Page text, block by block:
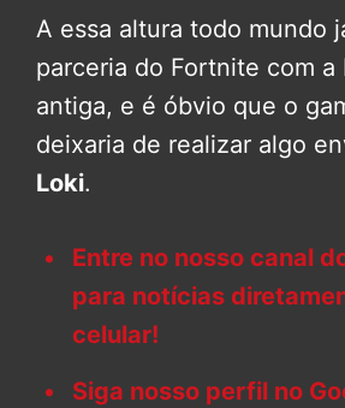
A essa altura todo mundo
parceria do Fortnite com a
antiga, e é óbvio que o
deixaria de realizar algo
Loki.
Entre no nosso canal
para notícias
celular!
Siga nosso perfil no